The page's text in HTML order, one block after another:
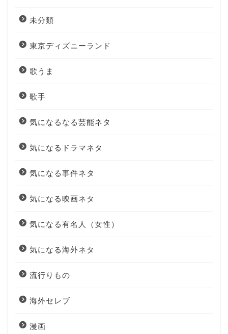
未分類
東京ディズニーランド
歌うま
歌手
気になるなる芸能ネタ
気になるドラマネタ
気になる事件ネタ
気になる映画ネタ
気になる有名人（女性）
気になる海外ネタ
流行りもの
海外セレブ
漫画